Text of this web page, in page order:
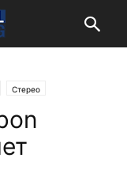
Стерео